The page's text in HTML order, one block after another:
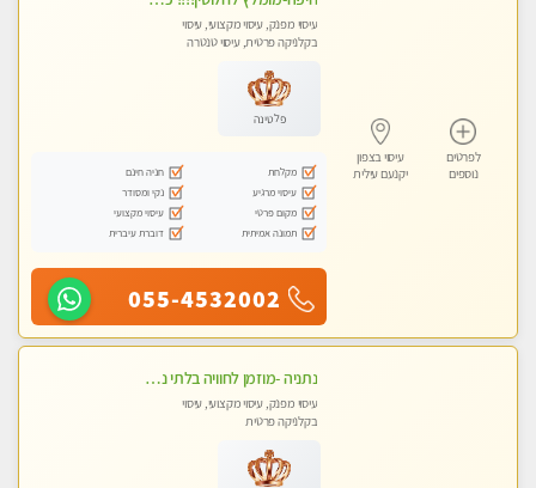
לפרטים
נוספים
עיסוי בצפון
יקנעם עילית
עיסוי מפנק, עיסוי מקצועי, עיסוי
בקלניקה פרטית, עיסוי טנטרה
פלטינה
מקלחת
חניה חינם
עיסוי מרגיע
נקי ומסודר
מקום פרטי
עיסוי מקצועי
תמונה אמיתית
דוברת עיברית
055-4532002
נתניה -מוזמן לחוויה בלתי נשכחת!!!עיסוי מפנק ומקצועי ביותר בקליניקה פרטית
עיסוי מפנק, עיסוי מקצועי, עיסוי
בקלניקה פרטית